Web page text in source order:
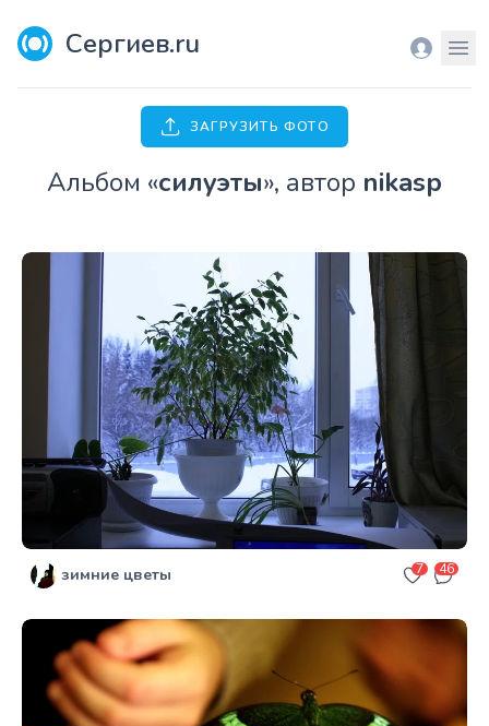
Сергиев.ru Вход
ЗАГРУЗИТЬ ФОТО
Aльбом «силуэты», автор nikasp
зимние цветы 7 46